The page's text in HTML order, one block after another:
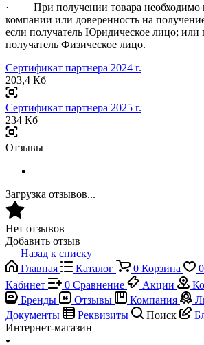
· При получении товара необходимо
компании или доверенность на
если получатель Юридическое лицо; или
получатель Физическое лицо.
Сертификат партнера 2024 г.
203,4 Кб
Сертификат партнера 2025 г.
234 Кб
Отзывы
Загрузка отзывов...
Нет отзывов
Добавить отзыв
Назад к списку
Главная
Каталог 0 Корзина 0
Кабинет
0 Сравнение Акции
Бренды
Отзывы Компания
Документы
Реквизиты Поиск
Интернет-магазин